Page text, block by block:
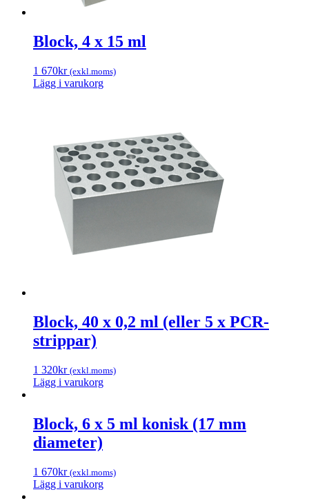
Block, 4 x 15 ml
1 670kr (exkl.moms)
Lägg i varukorg
Block, 40 x 0,2 ml (eller 5 x PCR-
strippar)
1 320kr (exkl.moms)
Lägg i varukorg
Block, 6 x 5 ml konisk (17 mm
diameter)
1 670kr (exkl.moms)
Lägg i varukorg